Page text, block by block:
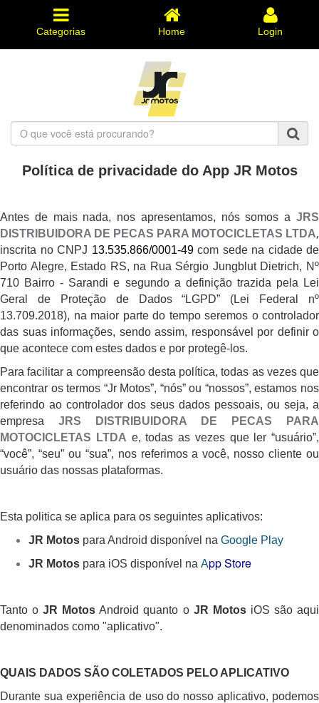
Categorias Home Login
O
que
estáPolítica de privacidade do App JR Motos
Antes de mais nada, nos apresentamos, nós somos a JRS
DISTRIBUIDORA DE PECAS PARA MOTOCICLETAS LTDA,
inscrita no CNPJ 13.535.866/0001-49 com sede na cidade de
Porto Alegre, Estado RS, na Rua Sérgio Jungblut Dietrich, Nº
710 Bairro - Sarandi e segundo a definição trazida pela Lei
Geral de Proteção de Dados “LGPD” (Lei Federal nº
13.709.2018), na maior parte do tempo seremos o controlador
das suas informações, sendo assim, responsável por definir o
que acontece com estes dados e por protegê-los.
Para facilitar a compreensão desta política, todas as vezes que
encontrar os termos “Jr Motos”, “nós” ou “nossos”, estamos nos
referindo ao controlador dos seus dados pessoais, ou seja, a
empresa JRS DISTRIBUIDORA DE PECAS PARA
MOTOCICLETAS LTDA e, todas as vezes que ler “usuário”,
“você”, “seu” ou “sua”, nos referimos a você, nosso cliente ou
usuário das nossas plataformas.
Esta politica se aplica para os seguintes aplicativos:
JR Motos para Android disponível na Google Play
JR Motos para iOS disponível na App Store
Tanto oJR Motos Android quanto o JR MotosiOS são aqui
denominados como "aplicativo".
QUAIS DADOS SÃO COLETADOS PELO APLICATIVO
Durante sua experiência de uso do nosso aplicativo, podemos